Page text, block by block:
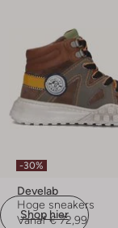
Shop hier
-30%
Develab
Hoge sneakers
Vanaf € 72,99